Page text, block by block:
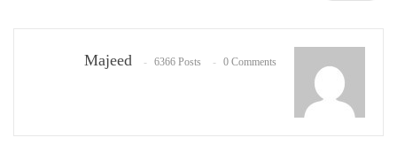
Majeed 6366 Posts 0 Comments